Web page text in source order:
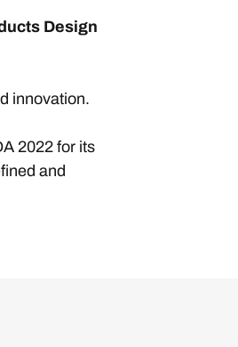
Design
innovation.
2022 for its
and